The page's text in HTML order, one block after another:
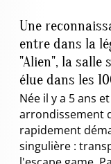
Une
entre dans la
"Alien", la salle
élue dans les
Née il y a 5 ans
arrondissement
rapidement
singulière :